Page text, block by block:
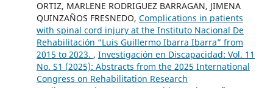
ORTIZ, MARLENE RODRIGUEZ BARRAGAN, JIMENA
QUINZAÑOS FRESNEDO, Complications in patients
with spinal cord injury at the Instituto Nacional De
Rehabilitación “Luis Guillermo Ibarra Ibarra” from
2015 to 2023. , Investigación en Discapacidad: Vol. 11
No. S1 (2025): Abstracts from the 2025 International
Congress on Rehabilitation Research